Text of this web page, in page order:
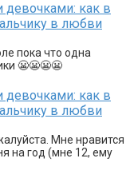
как в
в любви
пока что одна
😬😬😬😬
как в
в любви
Мне нравится
на год (мне 12, ему